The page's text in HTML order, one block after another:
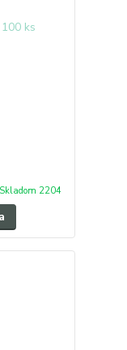
Skladom 2204